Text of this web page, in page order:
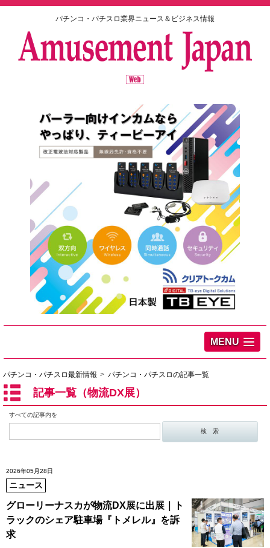
パチンコ・パチスロ業界ニュース＆ビジネス情報
MENU
パチンコ・パチスロ最新情報 パチンコ・パチスロの記事一覧
記事一覧（物流DX展）
すべての記事内を
2026年05月28日
ニュース
グローリーナスカが物流DX展に出展｜ト
ラックのシェア駐車場『トメレル』を訴
求